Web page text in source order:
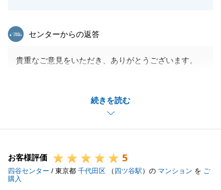
続きを読む
東急リバブル
センターからの返答
貴重なご意見をいただき、ありがとうございます。
オーナー様との調整の難しさはございますが、それを
成し遂げるのが仲介としての私の職務です。
ならないよう、社内でも議論させて頂きます。
今後ともよろしくお願い申し上げます。
お客様評価 5
四谷センター / 東京都 千代田区 （四ツ谷駅）の マンション を ご
購入